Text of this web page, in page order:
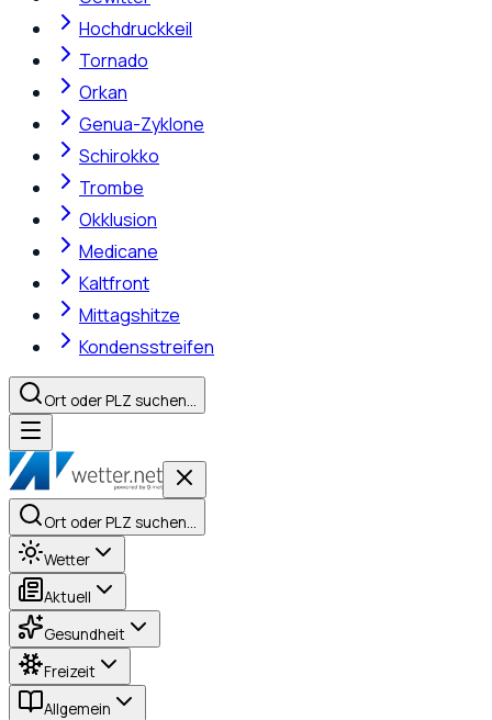
Hochdruckkeil
Tornado
Orkan
Genua-Zyklone
Schirokko
Trombe
Okklusion
Medicane
Kaltfront
Mittagshitze
Kondensstreifen
Ort oder PLZ suchen…
Ort oder PLZ suchen…
Wetter
Aktuell
Gesundheit
Freizeit
Allgemein